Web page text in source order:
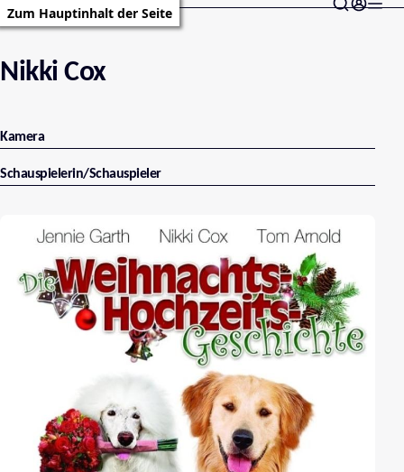
Zum Hauptinhalt der Seite
Nikki Cox
Kamera
Schauspielerin/Schauspieler